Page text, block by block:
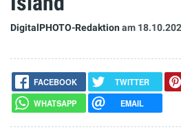
DigitalPHOTO-Redaktionam
FACEBOOK TWITTER
WHATSAPP
EMAIL